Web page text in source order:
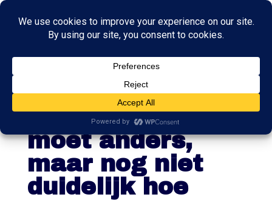
CDA na
crisisberaad: het
moet anders,
maar nog niet
duidelijk hoe